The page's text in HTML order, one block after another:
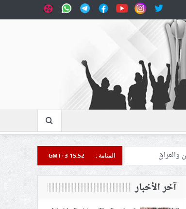
والعراق
GMT+3 15:52 المنامة :
آخر الأخبار